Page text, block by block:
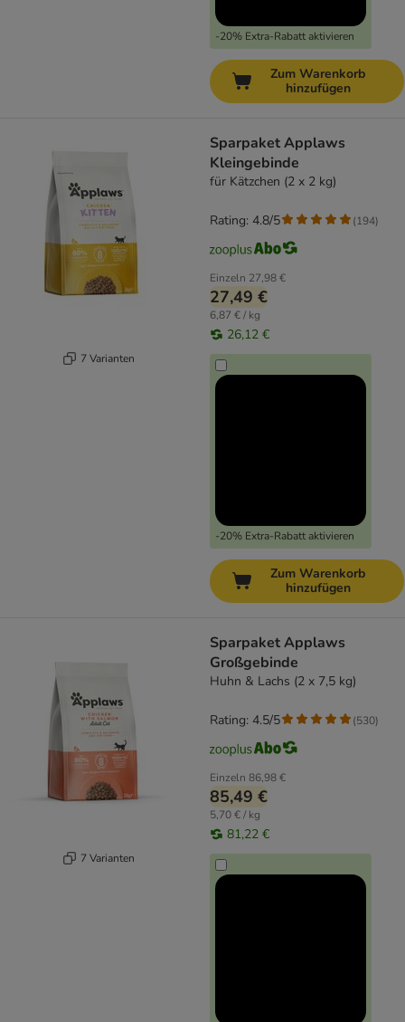
-20% Extra-Rabatt aktivieren
Zum Warenkorb
hinzufügen
7 Varianten
Sparpaket Applaws
Kleingebinde
für Kätzchen (2 x 2 kg)
Einzeln 27,98 €
27,49 €
6,87 € / kg
26,12 €
-20% Extra-Rabatt aktivieren
Rating: 4.8/5 (194)
Zum Warenkorb
hinzufügen
7 Varianten
Sparpaket Applaws
Großgebinde
Huhn & Lachs (2 x 7,5 kg)
Einzeln 86,98 €
85,49 €
5,70 € / kg
81,22 €
Rating: 4.5/5 (530)